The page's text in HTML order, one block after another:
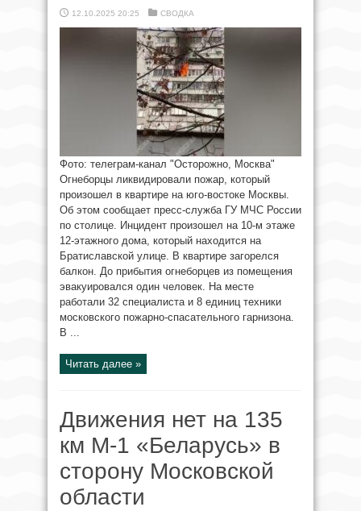
12.10.2025 20:25 СВОДКА
Фото: телеграм-канал "Осторожно, Москва"
Огнеборцы ликвидировали пожар, который
произошел в квартире на юго-востоке Москвы.
Об этом сообщает пресс-служба ГУ МЧС России
по столице. Инцидент произошел на 10-м этаже
12-этажного дома, который находится на
Братиславской улице. В квартире загорелся
балкон. До прибытия огнеборцев из помещения
эвакуировался один человек. На месте
работали 32 специалиста и 8 единиц техники
московского пожарно-спасательного гарнизона.
В ...
Читать далее »
Движения нет на 135
км М-1 «Беларусь» в
сторону Московской
области